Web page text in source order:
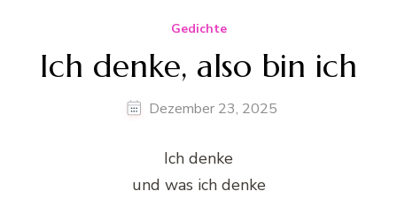
Gedichte
Ich denke, also bin ich
Dezember 23, 2025
Ich denke
und was ich denke